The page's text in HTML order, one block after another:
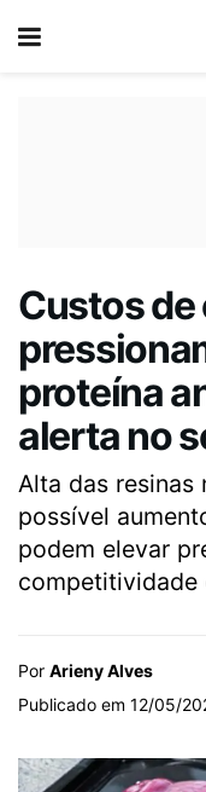
Custos
proteína
alerta no
Alta das resinas
possível
podem elevar
competitividade
Por Arieny Alves
Publicado em 12/05/